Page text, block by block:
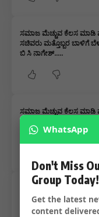
ಸಮಾಜ ಮೆಚ್ಚುವ ಕೆಲಸ ಮಾಡಿ
ಸಚಿವರು ಮತ್ತೊಬ್ಬರ ಬಾಳಿಗೆ
ಬಿ‌ ಸಿ ನಾಗೇಶ್…..
ಸಮಾಜ ಮೆಚ್ಚುವ ಕೆಲಸ ಮಾಡಿ
ಶಾಲೆಯ ಶಿಕ್ಷಕರು –
ಜವಾಬ್ದಾರಿಯನ್ನು
R. ನಾರಾಯಣಸ್ವಾಮಿ ರವರಿಗೆ
ಶಿಕ್ಷಣ ರತ್ನ ಪ್ರಶಸ್ತಿ ಮತ್ತು
ಚಿಂತಾಮಣಿ ರವರಿಗೆ ವಿಶ್ವ
WhatsApp
Don't Miss
Group Today!
Get the latest
content